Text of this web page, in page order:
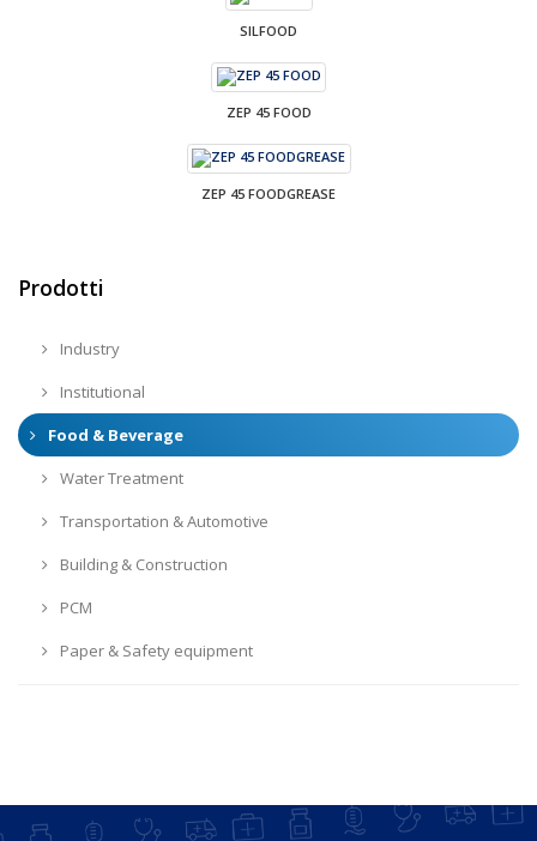
SILFOOD
ZEP 45 FOOD
ZEP 45 FOODGREASE
Prodotti
Industry
Institutional
Food & Beverage
Water Treatment
Transportation & Automotive
Building & Construction
PCM
Paper & Safety equipment